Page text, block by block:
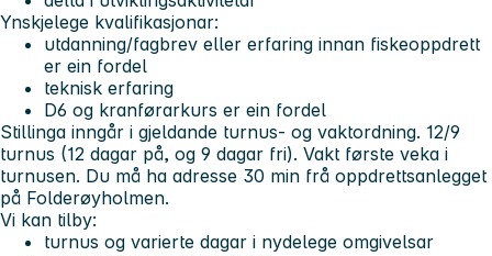
Ynskjelege kvalifikasjonar:
utdanning/fagbrev eller erfaring innan fiskeoppdrett
er ein fordel
teknisk erfaring
D6 og kranførarkurs er ein fordel
Stillinga inngår i gjeldande turnus- og vaktordning. 12/9
turnus (12 dagar på, og 9 dagar fri). Vakt første veka i
turnusen. Du må ha adresse 30 min frå oppdrettsanlegget
på Folderøyholmen.
Vi kan tilby:
turnus og varierte dagar i nydelege omgivelsar